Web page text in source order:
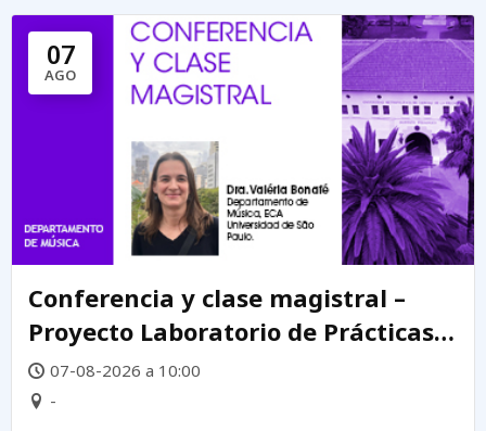
07
AGO
Conferencia y clase magistral –
Proyecto Laboratorio de Prácticas
Creativas DEMUS
07-08-2026 a 10:00
-